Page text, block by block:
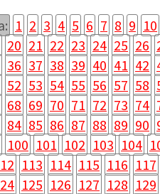
1 2 3 4 5 6 7 8 9 10
20 21 22 23 24 25 26
36 37 38 39 40 41 42
52 53 54 55 56 57 58
68 69 70 71 72 73 74
84 85 86 87 88 89 90
100 101 102 103 104
113 114 115 116 117
125 126 127 128 129